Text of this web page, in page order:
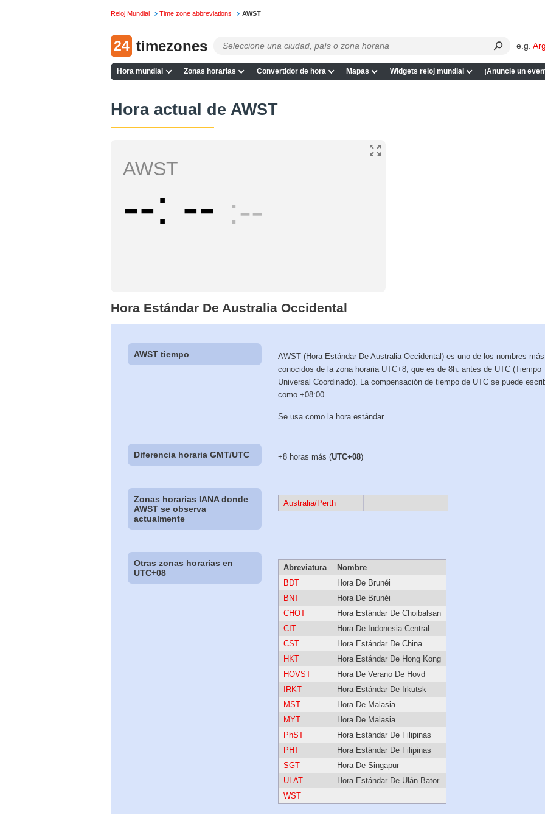
Reloj Mundial Time zone abbreviations AWST
24 timezones e.g.
Hora mundial Zonas horarias Convertidor de hora Mapas Widgets reloj mundial ¡Anuncie un
Hora actual de AWST
AWST
-- -- --
Hora Estándar De Australia Occidental
AWST tiempo
AWST (Hora Estándar De Australia Occidental) es uno de los nombres más
conocidos de la zona horaria UTC+8, que es de 8h. antes de UTC (Tiempo
Universal Coordinado). La compensación de tiempo de UTC se puede
como +08:00.
Se usa como la hora estándar.
Diferencia horaria GMT/UTC +8 horas más (UTC+08)
Zonas horarias IANA donde
AWST se observa
actualmente
Australia/Perth
Otras zonas horarias en
UTC+08
Abreviatura
Nombre
BDT
Hora De Brunéi
BNT
Hora De Brunéi
CHOT
Hora Estándar De Choibalsan
CIT
Hora De Indonesia Central
CST
Hora Estándar De China
HKT
Hora Estándar De Hong Kong
HOVST
Hora De Verano De Hovd
IRKT
Hora Estándar De Irkutsk
MST
Hora De Malasia
MYT
Hora De Malasia
PhST
Hora Estándar De Filipinas
PHT
Hora Estándar De Filipinas
SGT
Hora De Singapur
ULAT
Hora Estándar De Ulán Bator
WST